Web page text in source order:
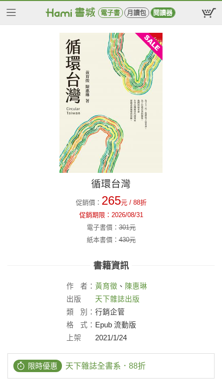
電子書 月讀包 閱讀器
循環台灣
促銷價： 265元 / 88折
促銷期限： 2026/08/31
電子書價：301元
紙本書價：430元
書籍資訊
作 者： 黃育徵 、 陳惠琳
出版
社：
天下雜誌出版
類
別： 行銷企管
格
式： Epub 流動版
上架
2021/1/24
限時優惠 天下雜誌全書系．88折